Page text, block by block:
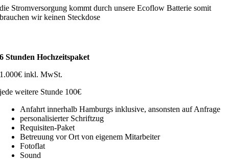
die Stromversorgung kommt durch unsere Ecoflow Batterie somit
brauchen wir keinen Steckdose
6 Stunden Hochzeitspaket
1.000€ inkl. MwSt.
jede weitere Stunde 100€
Anfahrt innerhalb Hamburgs inklusive, ansonsten auf Anfrage
personalisierter Schriftzug
Requisiten-Paket
Betreuung vor Ort von eigenem Mitarbeiter
Fotoflat
Sound